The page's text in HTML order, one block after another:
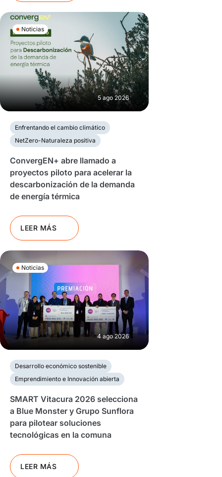
Noticias
5 ago 2026
Enfrentando el cambio climático
NetZero-Naturaleza positiva
ConvergEN+ abre llamado a
proyectos piloto para acelerar la
descarbonización de la demanda
de energía térmica
LEER MÁS
Noticias
4 ago 2026
Desarrollo económico sostenible
Emprendimiento e Innovación abierta
SMART Vitacura 2026 selecciona
a Blue Monster y Grupo Sunflora
para pilotear soluciones
tecnológicas en la comuna
LEER MÁS